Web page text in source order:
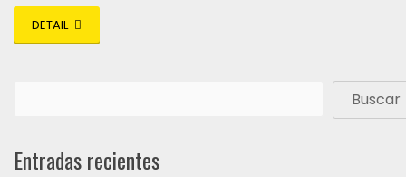
DETAIL
Buscar
Entradas recientes